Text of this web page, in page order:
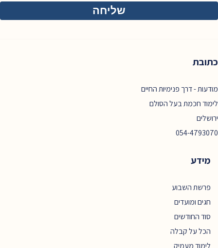
כתובת
מודעות - דרך פנימיות החיים
לימוד חכמת בעל הסולם
ירושלים
054-4793070
מידע
פרשת השבוע
חגים ומועדים
סוד החודשים
הכל על קבלה